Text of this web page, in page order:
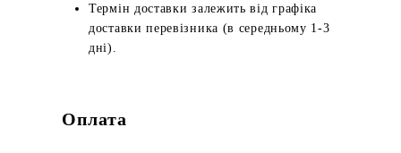
Термін доставки залежить від графіка
доставки перевізника (в середньому 1-3
дні).
Оплата